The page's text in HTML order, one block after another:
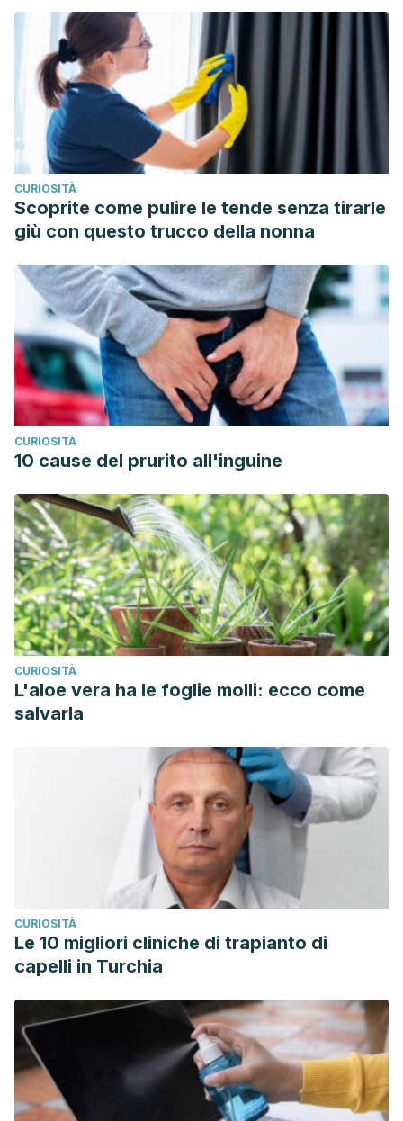
https://doi.org/10.1097/00042737-200501000-00020
CURIOSITÀ
Scoprite come pulire le tende senza tirarle
giù con questo trucco della nonna
CURIOSITÀ
10 cause del prurito all'inguine
CURIOSITÀ
L'aloe vera ha le foglie molli: ecco come
salvarla
CURIOSITÀ
Le 10 migliori cliniche di trapianto di
capelli in Turchia